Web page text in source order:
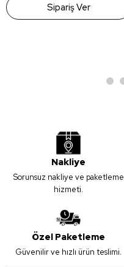
Sipariş Ver
Nakliye
Sorunsuz nakliye ve paketleme
hizmeti.
Özel Paketleme
Güvenilir ve hızlı ürün teslimi.